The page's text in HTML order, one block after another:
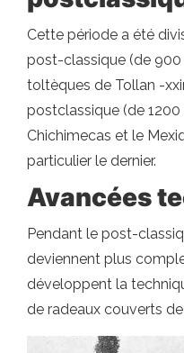
Cette période a été
post-classique (de 900
toltèques de Tollan -
postclassique (de 1200
Chichimecas et le
particulier le dernier.
Avancées
Pendant le post-
deviennent plus
développent la
de radeaux couverts